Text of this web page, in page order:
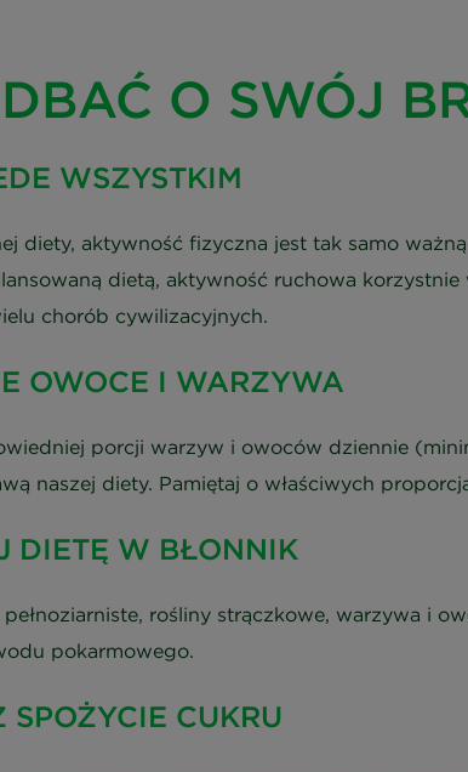
O SWÓJ
WSZYSTKIM
diety, aktywność fizyczna jest tak samo
dietą, aktywność ruchowa
chorób cywilizacyjnych.
OWOCE I WARZYWA
porcji warzyw i owoców dziennie
naszej diety. Pamiętaj o właściwych
DIETĘ W BŁONNIK
rośliny strączkowe, warzywa i
pokarmowego.
CUKRU